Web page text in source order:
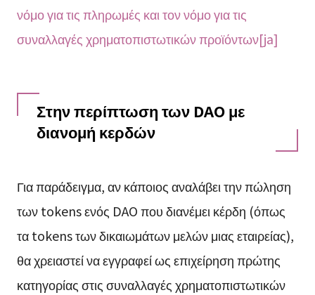
νόμο για τις πληρωμές και τον νόμο για τις
συναλλαγές χρηματοπιστωτικών προϊόντων[ja]
Στην περίπτωση των DAO με
διανομή κερδών
Για παράδειγμα, αν κάποιος αναλάβει την πώληση
των tokens ενός DAO που διανέμει κέρδη (όπως
τα tokens των δικαιωμάτων μελών μιας εταιρείας),
θα χρειαστεί να εγγραφεί ως επιχείρηση πρώτης
κατηγορίας στις συναλλαγές χρηματοπιστωτικών